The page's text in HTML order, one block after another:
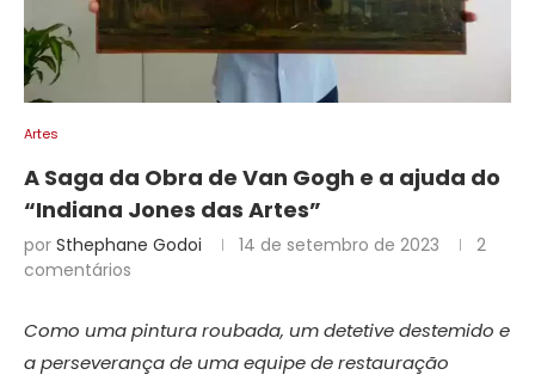
Artes
A Saga da Obra de Van Gogh e a ajuda do
“Indiana Jones das Artes”
por Sthephane Godoi 14 de setembro de 2023
2
comentários
Como uma pintura roubada, um detetive destemido e
a perseverança de uma equipe de restauração